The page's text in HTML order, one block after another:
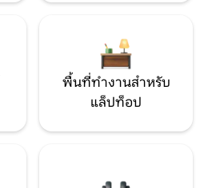
พื้นที่ทำงานสำหรับ
แล็ปท็อป